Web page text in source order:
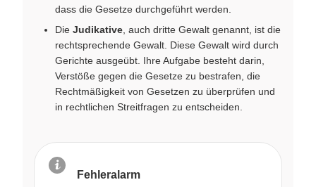
dass die Gesetze durchgeführt werden.
Die Judikative , auch dritte Gewalt genannt, ist die
rechtsprechende Gewalt. Diese Gewalt wird durch
Gerichte ausgeübt. Ihre Aufgabe besteht darin,
Verstöße gegen die Gesetze zu bestrafen, die
Rechtmäßigkeit von Gesetzen zu überprüfen und
in rechtlichen Streitfragen zu entscheiden.
Fehleralarm